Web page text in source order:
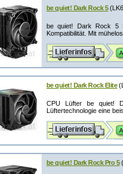
be quiet! Dark Rock 5
be quiet! Dark Rock 5
Kompatibilität. Mit
be quiet! Dark Rock Elite
CPU Lüfter be quiet!
Lüftertechnologie eine
be quiet! Dark Rock Pro 5